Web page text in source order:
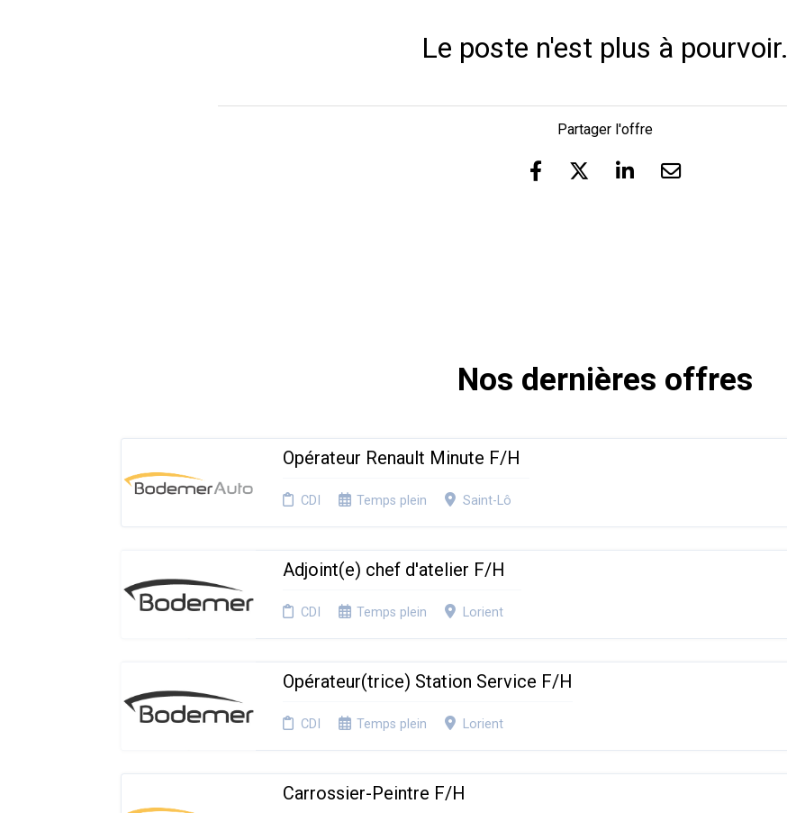
Le poste n'est plus à pourvoir.
Partager l'offre
Nos dernières offres
Opérateur Renault Minute F/H
CDI Temps plein Saint-Lô
Adjoint(e) chef d'atelier F/H
CDI Temps plein Lorient
Opérateur(trice) Station Service F/H
CDI Temps plein Lorient
Carrossier-Peintre F/H